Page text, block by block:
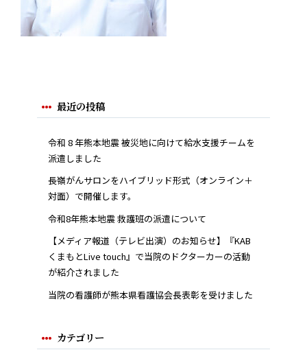
最近の投稿
令和 8 年熊本地震 被災地に向けて給水支援チームを
派遣しました
長嶺がんサロンをハイブリッド形式（オンライン＋
対面）で開催します。
令和8年熊本地震 救護班の派遣について
【メディア報道（テレビ出演）のお知らせ】『KAB
くまもとLive touch』で当院のドクターカーの活動
が紹介されました
当院の看護師が熊本県看護協会長表彰を受けました
カテゴリー